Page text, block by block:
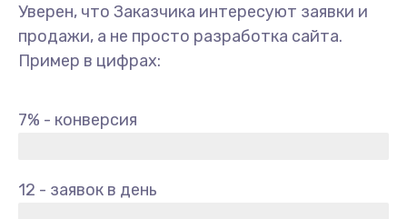
Уверен, что Заказчика интересуют заявки и
продажи, а не просто разработка сайта.
Пример в цифрах:
7% - конверсия
12 - заявок в день